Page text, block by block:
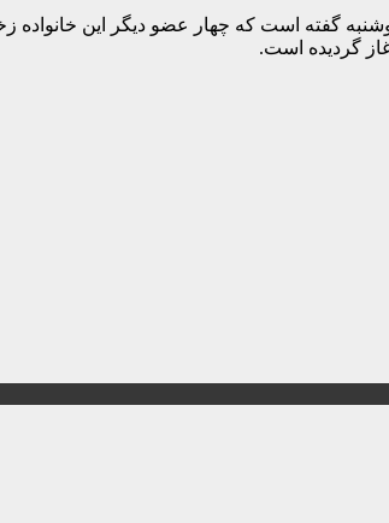
گفته است که چهار عضو دیگر این خانواده
گردیده است.